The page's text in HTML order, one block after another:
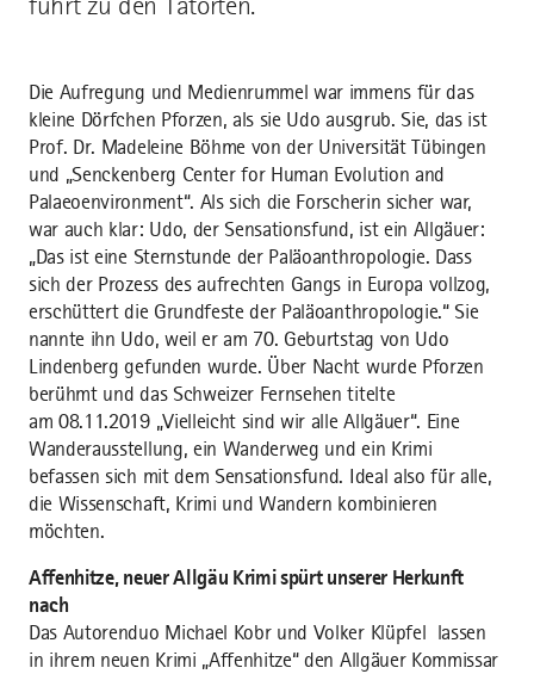
Die Aufregung und Medienrummel war immens für das
kleine Dörfchen Pforzen, als sie Udo ausgrub. Sie, das ist
Prof. Dr. Madeleine Böhme von der Universität Tübingen
und „Senckenberg Center for Human Evolution and
Palaeoenvironment“. Als sich die Forscherin sicher war,
war auch klar: Udo, der Sensationsfund, ist ein Allgäuer:
„Das ist eine Sternstunde der Paläoanthropologie. Dass
sich der Prozess des aufrechten Gangs in Europa vollzog,
erschüttert die Grundfeste der Paläoanthropologie.“ Sie
nannte ihn Udo, weil er am 70. Geburtstag von Udo
Lindenberg gefunden wurde. Über Nacht wurde Pforzen
berühmt und das Schweizer Fernsehen titelte
am 08.11.2019 „Vielleicht sind wir alle Allgäuer“. Eine
Wanderausstellung, ein Wanderweg und ein Krimi
befassen sich mit dem Sensationsfund. Ideal also für alle,
die Wissenschaft, Krimi und Wandern kombinieren
möchten.
Affenhitze, neuer Allgäu Krimi spürt unserer Herkunft
nach
Das Autorenduo Michael Kobr und Volker Klüpfel lassen
in ihrem neuen Krimi „Affenhitze“ den Allgäuer Kommissar